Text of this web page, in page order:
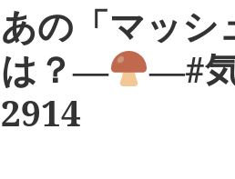
あの「マッシ
は？―
―#
2914